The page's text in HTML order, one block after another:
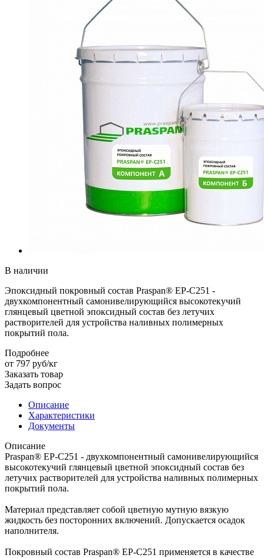
В наличии
Эпоксидный покровный состав Praspan® ЕP-C251 -
двухкомпонентный самонивелирующийся высокотекучий
глянцевый цветной эпоксидный состав без летучих
растворителей для устройства наливных полимерных
покрытий пола.
Подробнее
от 797 руб/кг
Заказать товар
Задать вопрос
Описание
Характеристики
Документы
Описание
Praspan® ЕP-C251 - двухкомпонентный самонивелирующийся
высокотекучий глянцевый цветной эпоксидный состав без
летучих растворителей для устройства наливных полимерных
покрытий пола.
Материал представляет собой цветную мутную вязкую
жидкость без посторонних включений. Допускается осадок
наполнителя.
Покровный состав Praspan® ЕP-C251 применяется в качестве